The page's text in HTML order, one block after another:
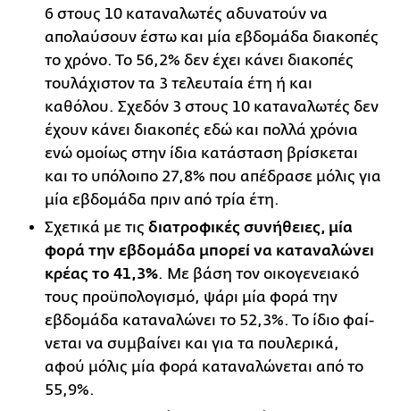
6 στους 10 καταναλωτές αδυνατούν να
απολαύ­σουν έστω και μία εβδομάδα διακοπές
το χρόνο. Το 56,2% δεν έχει κάνει διακοπές
τουλάχιστον τα 3 τελευταία έτη ή και
καθόλου. Σχεδόν 3 στους 10 καταναλωτές δεν
έχουν κάνει διακοπές εδώ και πολλά χρόνια
ενώ ομοίως στην ίδια κατάσταση βρίσκεται
και το υπόλοιπο 27,8% που απέδρασε μόλις για
μία εβδομάδα πριν από τρία έτη.
Σχετικά με τις διατροφικές συνήθειες, μία
φορά την εβδομάδα μπορεί να καταναλώνει
κρέας το 41,3%. Με βάση τον οικογενειακό
τους προϋπολογισμό, ψάρι μία φορά την
εβδομάδα καταναλώνει το 52,3%. Το ίδιο φαί­
νεται να συμβαίνει και για τα πουλερικά,
αφού μόλις μία φορά καταναλώνεται από το
55,9%.